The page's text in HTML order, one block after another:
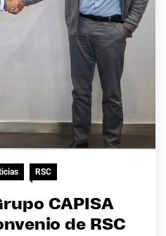
RSC
CAPISA
de RSC